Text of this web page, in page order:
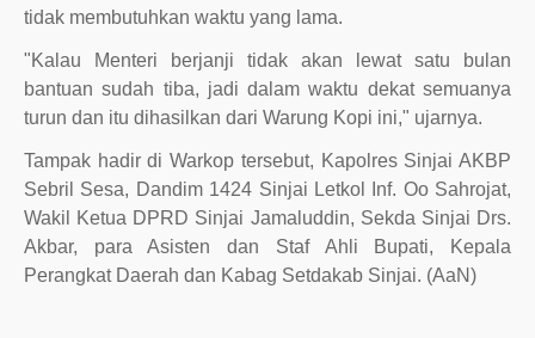
tidak membutuhkan waktu yang lama.
"Kalau Menteri berjanji tidak akan lewat satu bulan
bantuan sudah tiba, jadi dalam waktu dekat semuanya
turun dan itu dihasilkan dari Warung Kopi ini," ujarnya.
Tampak hadir di Warkop tersebut, Kapolres Sinjai AKBP
Sebril Sesa, Dandim 1424 Sinjai Letkol Inf. Oo Sahrojat,
Wakil Ketua DPRD Sinjai Jamaluddin, Sekda Sinjai Drs.
Akbar, para Asisten dan Staf Ahli Bupati, Kepala
Perangkat Daerah dan Kabag Setdakab Sinjai. (AaN)